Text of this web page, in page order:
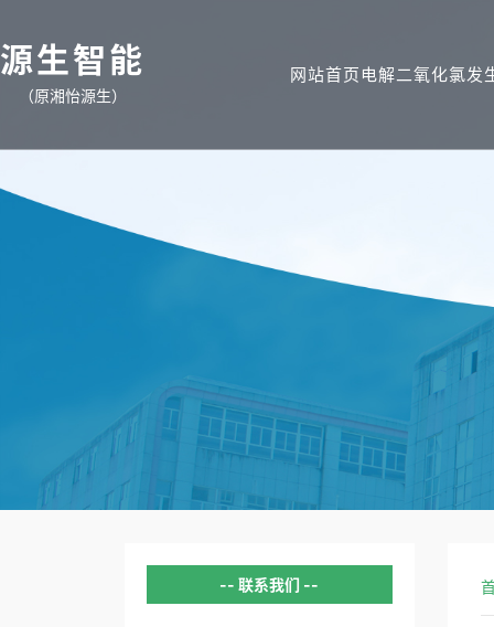
源生智能
（原湘怡源生）
网站首页 电解二氧化氯发
联系我们